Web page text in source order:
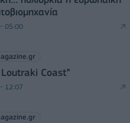
05:00
Coast”
12:07